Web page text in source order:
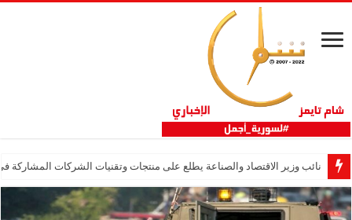
نائب وزير الاقتصاد والصناعة يطلع على منتجات وتقنيات الشركات المشاركة في